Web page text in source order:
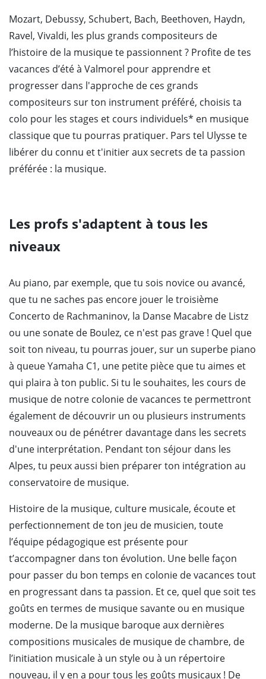
Mozart, Debussy, Schubert, Bach, Beethoven, Haydn,
Ravel, Vivaldi, les plus grands compositeurs de
l’histoire de la musique te passionnent ? Profite de tes
vacances d’été à Valmorel pour apprendre et
progresser dans l'approche de ces grands
compositeurs sur ton instrument préféré, choisis ta
colo pour les stages et cours individuels* en musique
classique que tu pourras pratiquer. Pars tel Ulysse te
libérer du connu et t'initier aux secrets de ta passion
préférée : la musique.
Les profs s'adaptent à tous les
niveaux
Au piano, par exemple, que tu sois novice ou avancé,
que tu ne saches pas encore jouer le troisième
Concerto de Rachmaninov, la Danse Macabre de Listz
ou une sonate de Boulez, ce n'est pas grave ! Quel que
soit ton niveau, tu pourras jouer, sur un superbe piano
à queue Yamaha C1, une petite pièce que tu aimes et
qui plaira à ton public. Si tu le souhaites, les cours de
musique de notre colonie de vacances te permettront
également de découvrir un ou plusieurs instruments
nouveaux ou de pénétrer davantage dans les secrets
d'une interprétation. Pendant ton séjour dans les
Alpes, tu peux aussi bien préparer ton intégration au
conservatoire de musique.
Histoire de la musique, culture musicale, écoute et
perfectionnement de ton jeu de musicien, toute
l’équipe pédagogique est présente pour
t’accompagner dans ton évolution. Une belle façon
pour passer du bon temps en colonie de vacances tout
en progressant dans ta passion. Et ce, quel que soit tes
goûts en termes de musique savante ou en musique
moderne. De la musique baroque aux dernières
compositions musicales de musique de chambre, de
l’initiation musicale à un style ou à un répertoire
nouveau, il y en a pour tous les goûts musicaux ! De